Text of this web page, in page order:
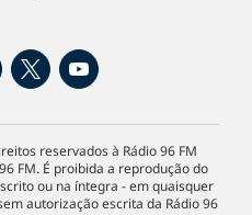
reservados à Rádio 96 FM
FM. É proibida a reprodução do
ou na íntegra - em quaisquer
autorização escrita da Rádio 96